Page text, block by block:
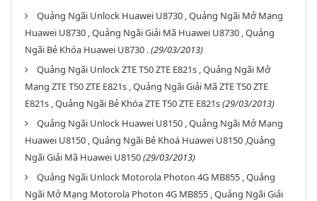
Quảng Ngãi Unlock Huawei U8730 , Quảng Ngãi Mở Mạng
Huawei U8730 , Quảng Ngãi Giải Mã Huawei U8730 , Quảng
Ngãi Bẻ Khóa Huawei U8730 .(29/03/2013)
Quảng Ngãi Unlock ZTE T50 ZTE E821s , Quảng Ngãi Mở
Mạng ZTE T50 ZTE E821s , Quảng Ngãi Giải Mã ZTE T50 ZTE
E821s , Quảng Ngãi Bẻ Khóa ZTE T50 ZTE E821s(29/03/2013)
Quảng Ngãi Unlock Huawei U8150 , Quảng Ngãi Mở Mạng
Huawei U8150 , Quảng Ngãi Bẻ Khoá Huawei U8150 ,Quảng
Ngãi Giải Mã Huawei U8150(29/03/2013)
Quảng Ngãi Unlock Motorola Photon 4G MB855 , Quảng
Ngãi Mở Mạng Motorola Photon 4G MB855 , Quảng Ngãi Giải